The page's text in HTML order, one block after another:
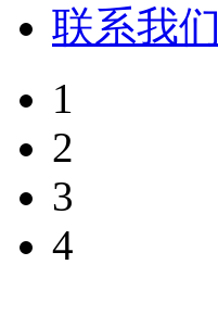
联系我们
1
2
3
4